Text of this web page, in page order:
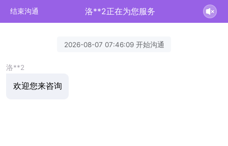
结束沟通 洛**2正在为您服务
2026-08-07 07:46:09 开始沟通
洛**2
欢迎您来咨询